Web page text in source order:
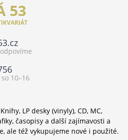
53
10–16
LP desky (vinyly), CD, MC,
časopisy a další zajímavosti a
ale též vykupujeme nové i použité.